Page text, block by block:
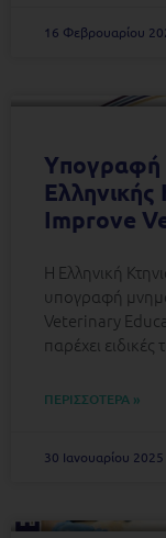
16 Φεβρουαρίου
Yπογραφή
Ελληνικής
Improve
Η Ελληνική
υπογραφή
Veterinary
παρέχει
ΠΕΡΙΣΣΟΤΕΡΑ »
30 Ιανουαρίου 2025